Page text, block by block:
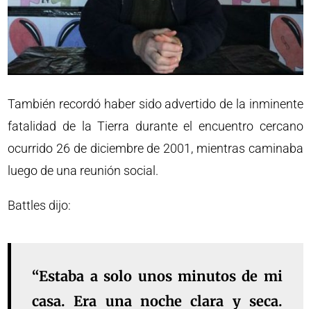
También recordó haber sido advertido de la inminente
fatalidad de la Tierra durante el encuentro cercano
ocurrido 26 de diciembre de 2001, mientras caminaba
luego de una reunión social.
Battles dijo:
“Estaba a solo unos minutos de mi
casa. Era una noche clara y seca.